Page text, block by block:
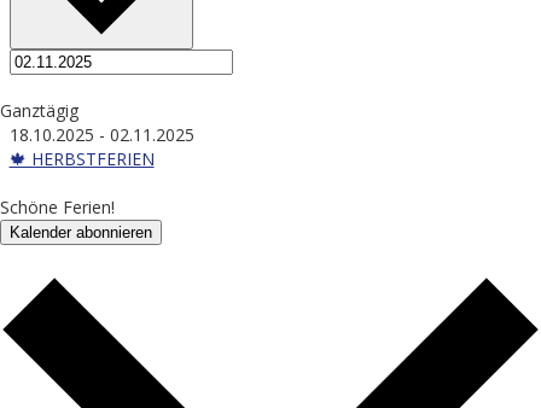
Ganztägig
18.10.2025 - 02.11.2025
🍁 HERBSTFERIEN
Schöne Ferien!
Kalender abonnieren